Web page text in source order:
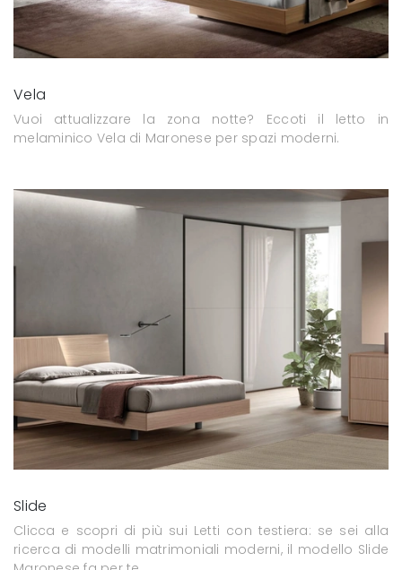
Vela
Vuoi attualizzare la zona notte? Eccoti il letto in
melaminico Vela di Maronese per spazi moderni.
Slide
Clicca e scopri di più sui Letti con testiera: se sei alla
ricerca di modelli matrimoniali moderni, il modello Slide